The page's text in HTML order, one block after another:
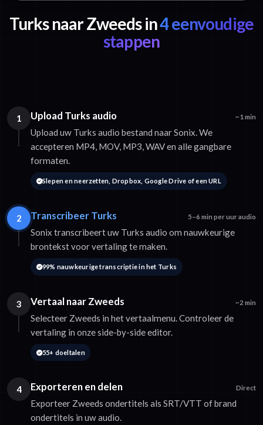
Turks naar Zweeds in4 eenvoudige
stappen
1 Upload Turks audio ~1 min
Upload uw Turks audio bestand naar Sonix. We
accepteren MP4, MOV, MP3, WAV en alle gangbare
formaten.
Slepen en neerzetten, Dropbox, Google Drive of een URL
2 Transcribeer Turks 5–6 min per uur audio
Sonix transcribeert uw Turks audio om nauwkeurige
brontekst voor vertaling te maken.
99% nauwkeurige transcriptie in het Turks
3 Vertaal naar Zweeds ~2 min
Selecteer Zweeds in het vertaalmenu. Controleer de
vertaling in onze side-by-side editor.
55+ doeltalen
4 Exporteren en delen Direct
Exporteer Zweeds ondertitels als SRT/VTT of brand
ondertitels in uw audio.